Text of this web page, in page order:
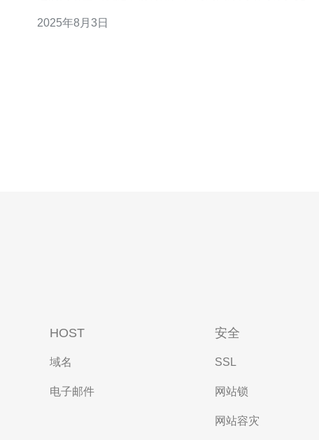
业的需求，例如网络游戏、直播等。 2. 哪些因素决定了香
2025年8月3日
HOST
域名
电子邮件
安全
SSL
网站锁
网站容灾